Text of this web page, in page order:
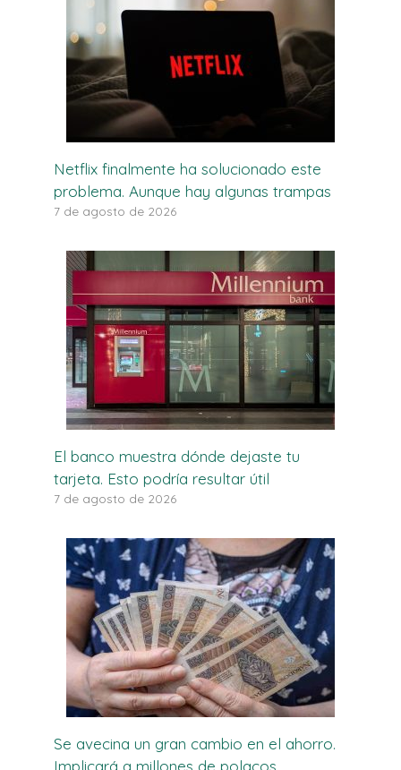
Netflix finalmente ha solucionado este
problema. Aunque hay algunas trampas
7 de agosto de 2026
El banco muestra dónde dejaste tu
tarjeta. Esto podría resultar útil
7 de agosto de 2026
Se avecina un gran cambio en el ahorro.
Implicará a millones de polacos